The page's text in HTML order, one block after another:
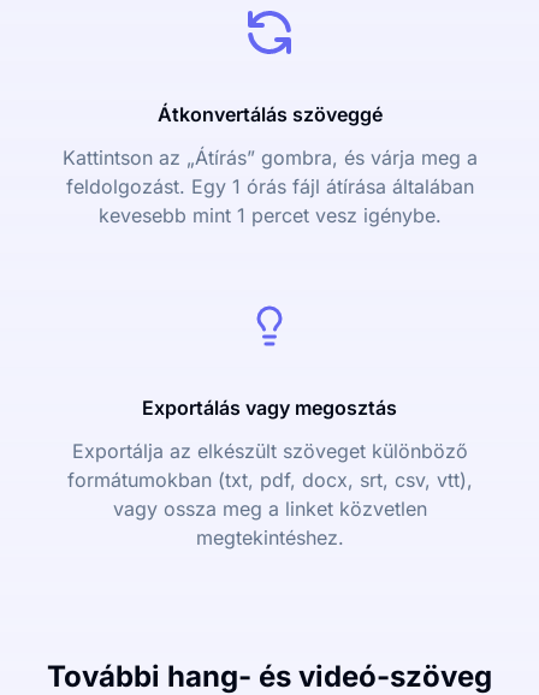
Átkonvertálás szöveggé
Kattintson az „Átírás” gombra, és várja meg a
feldolgozást. Egy 1 órás fájl átírása általában
kevesebb mint 1 percet vesz igénybe.
Exportálás vagy megosztás
Exportálja az elkészült szöveget különböző
formátumokban (txt, pdf, docx, srt, csv, vtt),
vagy ossza meg a linket közvetlen
megtekintéshez.
További hang- és videó-szöveg